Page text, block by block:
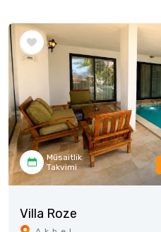
Müsaitlik
Takvimi
Villa Roze